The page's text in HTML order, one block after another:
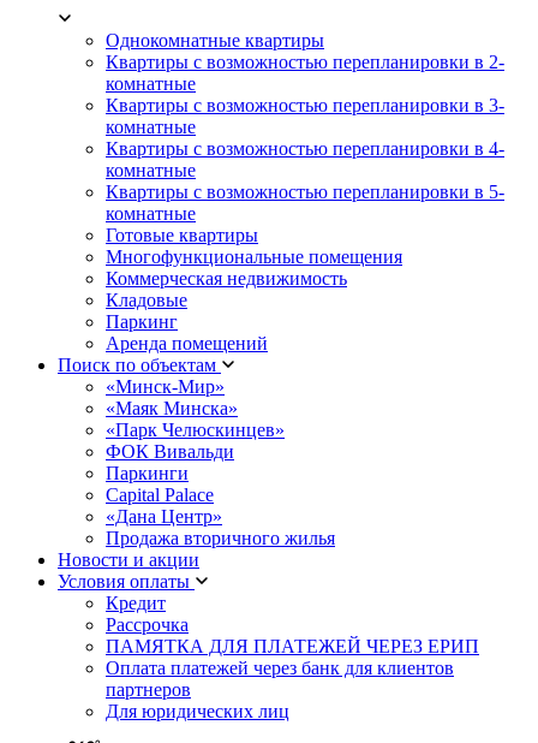
Однокомнатные квартиры
Квартиры с возможностью перепланировки в 2-
комнатные
Квартиры с возможностью перепланировки в 3-
комнатные
Квартиры с возможностью перепланировки в 4-
комнатные
Квартиры с возможностью перепланировки в 5-
комнатные
Готовые квартиры
Многофункциональные помещения
Коммерческая недвижимость
Кладовые
Паркинг
Аренда помещений
Поиск по объектам
«Минск-Мир»
«Маяк Минска»
«Парк Челюскинцев»
ФОК Вивальди
Паркинги
Capital Palace
«Дана Центр»
Продажа вторичного жилья
Новости и акции
Условия оплаты
Кредит
Рассрочка
ПАМЯТКА ДЛЯ ПЛАТЕЖЕЙ ЧЕРЕЗ ЕРИП
Оплата платежей через банк для клиентов
партнеров
Для юридических лиц